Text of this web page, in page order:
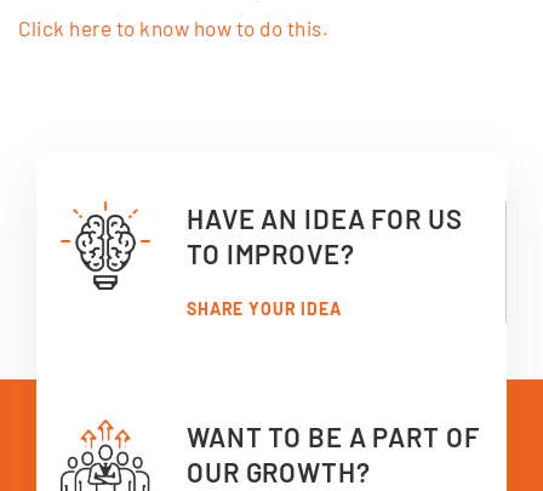
Click here to know how to do this.
HAVE AN IDEA FOR US
TO IMPROVE?
SHARE YOUR IDEA
WANT TO BE A PART OF
OUR GROWTH?